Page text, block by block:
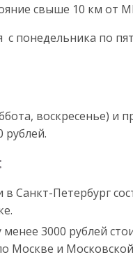
свыше 10 км от
с понедельника по
воскресенье) и
рублей.
Санкт-Петербург
3000 рублей
Москве и